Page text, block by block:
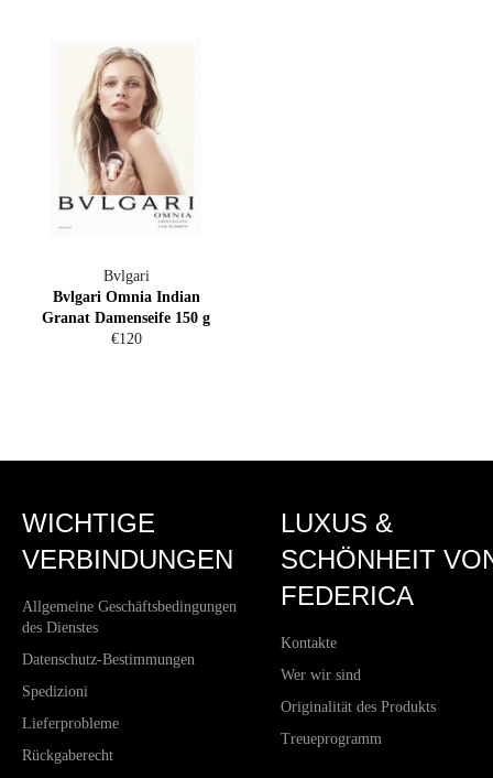
Bvlgari
Bvlgari Omnia Indian
Granat Damenseife 150 g
Normaler
€120
WICHTIGE
VERBINDUNGEN
Allgemeine Geschäftsbedingungen
des Dienstes
Datenschutz-Bestimmungen
Spedizioni
Lieferprobleme
Rückgaberecht
LUXUS &
SCHÖNHEIT
FEDERICA
Kontakte
Wer wir sind
Originalität des Produkts
Treueprogramm